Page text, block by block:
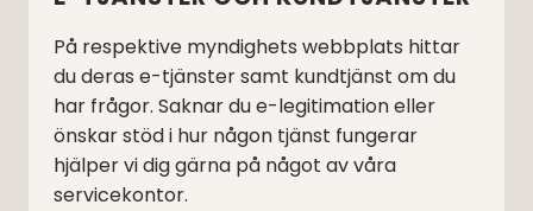
På respektive myndighets webbplats hittar
du deras e-tjänster samt kundtjänst om du
har frågor. Saknar du e-legitimation eller
önskar stöd i hur någon tjänst fungerar
hjälper vi dig gärna på något av våra
servicekontor.